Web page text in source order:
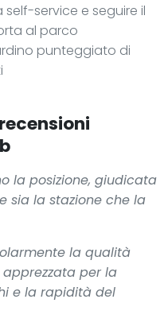
service e seguire il
al parco
punteggiato di
la posizione, giudicata
sia la stazione che la
la qualità
per la
e la rapidità del